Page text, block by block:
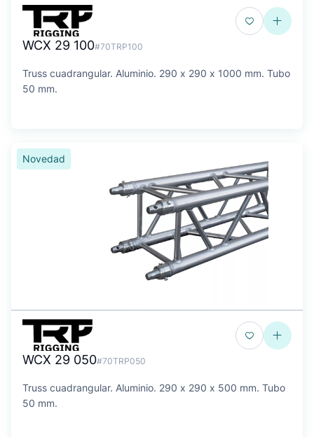
WCX 29 100#70TRP100
Truss cuadrangular. Aluminio. 290 x 290 x 1000 mm. Tubo
50 mm.
Novedad
WCX 29 050#70TRP050
Truss cuadrangular. Aluminio. 290 x 290 x 500 mm. Tubo
50 mm.